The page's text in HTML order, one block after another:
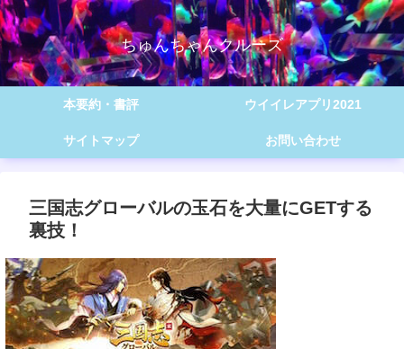
ちゅんちゃんクルーズ
本要約・書評 ウイイレアプリ2021
サイトマップ お問い合わせ
三国志グローバルの玉石を大量にGETする
裏技！